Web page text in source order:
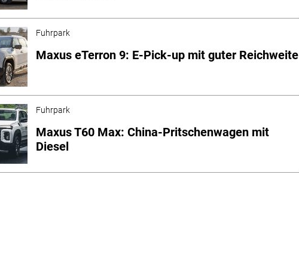
Fuhrpark
Maxus eTerron 9: E-Pick-up mit guter Reichweite
Fuhrpark
Maxus T60 Max: China-Pritschenwagen mit
Diesel